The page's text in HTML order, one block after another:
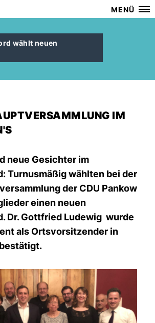
MENÜ
wählt neuen
IM
neue Gesichter im
Turnusmäßig wählten bei der
der CDU Pankow
einen neuen
Dr. Gottfried Ludewig wurde
als Ortsvorsitzender in